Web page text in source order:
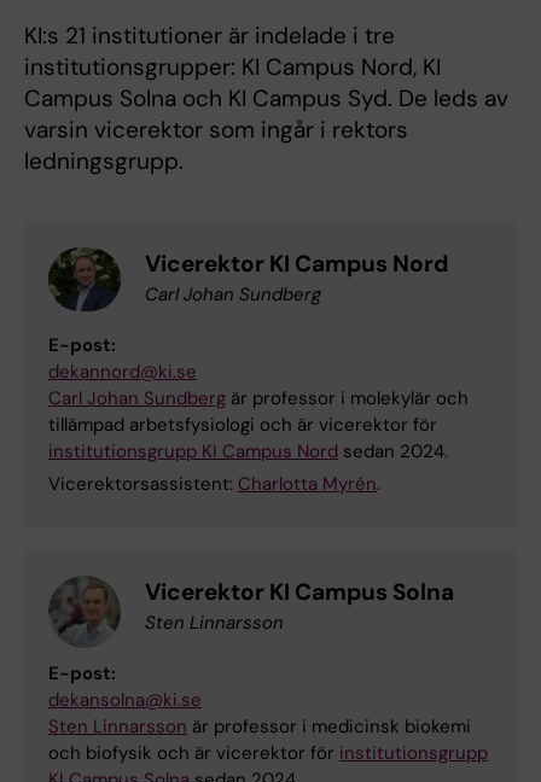
KI:s 21 institutioner är indelade i tre
institutionsgrupper: KI Campus Nord, KI
Campus Solna och KI Campus Syd. De leds av
varsin vicerektor som ingår i rektors
ledningsgrupp.
Vicerektor KI Campus Nord
Carl Johan Sundberg
E-post:
dekannord@ki.se
Carl Johan Sundberg är professor i molekylär och
tillämpad arbetsfysiologi och är vicerektor för
institutionsgrupp KI Campus Nord sedan 2024.
Vicerektorsassistent: Charlotta Myrén.
Vicerektor KI Campus Solna
Sten Linnarsson
E-post:
dekansolna@ki.se
Sten Linnarsson är professor i medicinsk biokemi
och biofysik och är vicerektor för institutionsgrupp